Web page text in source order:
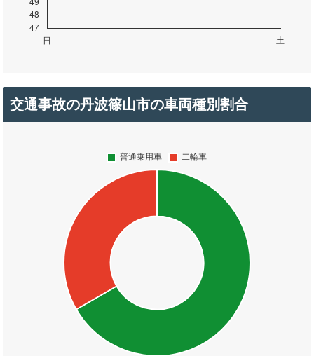
交通事故の丹波篠山市の車両種別割合